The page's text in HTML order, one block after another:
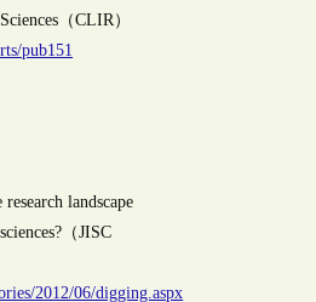
（CLIR）
pub151
landscape
（JISC
2012/06/digging.aspx